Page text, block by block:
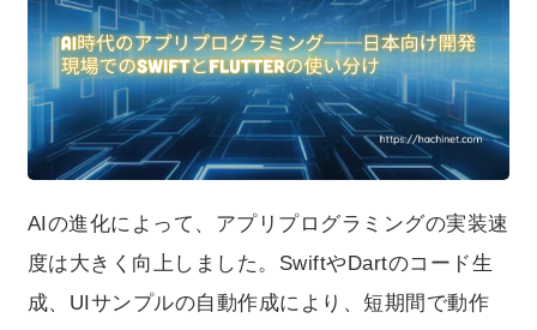
グにおいて、SwiftとFlutterをどのような基準で使い分け
ているのかを、現場視点で整理します。
AIの進化によって、アプリプログラミングの実装速
度は大きく向上しました。SwiftやDartのコード生
成、UIサンプルの自動作成により、短期間で動作